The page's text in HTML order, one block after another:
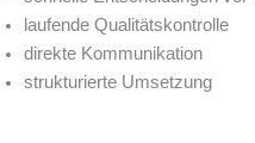
laufende Qualitätskontrolle
direkte Kommunikation
strukturierte Umsetzung